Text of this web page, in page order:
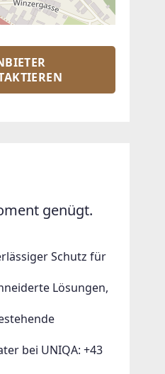
genügt.
Schutz für
Lösungen,
bei UNIQA: +43